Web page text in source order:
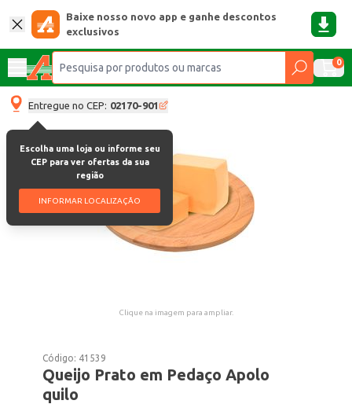
Baixe nosso novo app e ganhe descontos
exclusivos
0
Entregue no CEP: 02170-901
Escolha uma loja ou informe seu
CEP para ver ofertas da sua
região
INFORMAR LOCALIZAÇÃO
Clique na imagem para ampliar.
Código: 41539
Queijo Prato em Pedaço Apolo
quilo